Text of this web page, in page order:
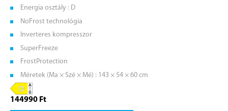
Energia osztály : D
NoFrost technológia
Inverteres kompresszor
SuperFreeze
FrostProtection
Méretek (Ma × Szé × Mé) : 143 × 54 × 60 cm
144990 Ft